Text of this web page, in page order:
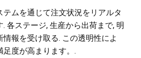
テムを通じて注文状況をリアルタ
各ステージ, 生産から出荷まで, 明
報を受け取る. この透明性によ
足度が高まります。.